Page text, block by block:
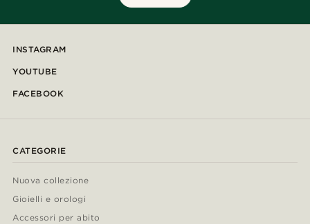
INSTAGRAM
YOUTUBE
FACEBOOK
CATEGORIE
Nuova collezione
Gioielli e orologi
Accessori per abito